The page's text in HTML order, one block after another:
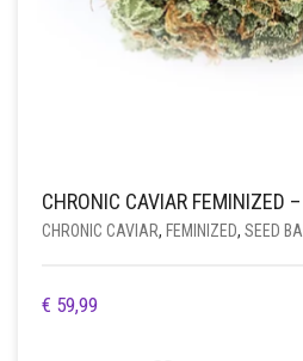
CHRONIC CAVIAR FEMINIZED
CHRONIC CAVIAR, FEMINIZED, SEED
€ 59,99